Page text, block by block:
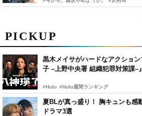
PICKUP
黒木メイサがハードなアクショ
子 –上野中央署 組織犯罪対策課–』
#Hulu #Hulu週間ランキング
夏BLが真っ盛り！ 胸キュンも感
ドラマ3選